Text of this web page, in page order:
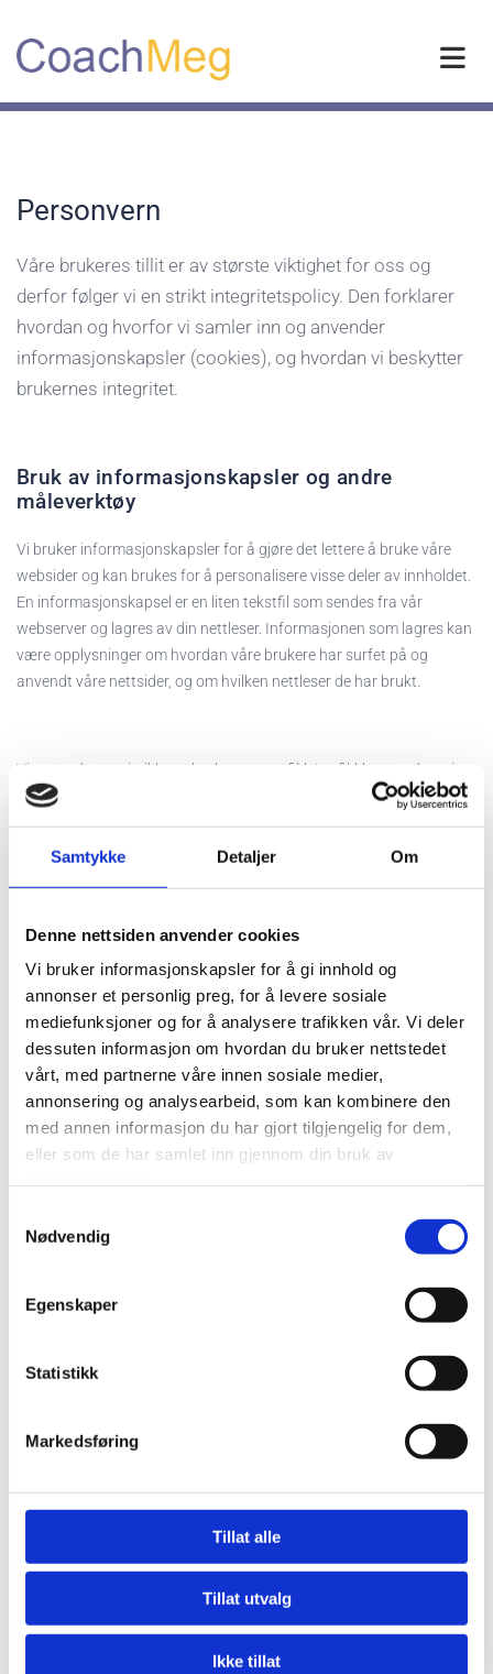
Samtykke Detaljer Om
Denne nettsiden anvender cookies
Vi bruker informasjonskapsler for å gi innhold og
annonser et personlig preg, for å levere sosiale
mediefunksjoner og for å analysere trafikken vår. Vi deler
dessuten informasjon om hvordan du bruker nettstedet
vårt, med partnerne våre innen sosiale medier,
annonsering og analysearbeid, som kan kombinere den
med annen informasjon du har gjort tilgjengelig for dem,
eller som de har samlet inn gjennom din bruk av
Nødvendig
Egenskaper
Statistikk
Markedsføring
Tillat alle
Tillat utvalg
Ikke tillat
Personvern
Våre brukeres tillit er av største viktighet for oss og
derfor følger vi en strikt integritetspolicy. Den forklarer
hvordan og hvorfor vi samler inn og anvender
informasjonskapsler (cookies), og hvordan vi beskytter
brukernes integritet.
Bruk av informasjonskapsler og andre
måleverktøy
Vi bruker informasjonskapsler for å gjøre det lettere å bruke våre
websider og kan brukes for å personalisere visse deler av innholdet.
En informasjonskapsel er en liten tekstfil som sendes fra vår
webserver og lagres av din nettleser. Informasjonen som lagres kan
være opplysninger om hvordan våre brukere har surfet på og
anvendt våre nettsider, og om hvilken nettleser de har brukt.
Vi anvender statistikk om brukere og trafikk/trafikkleverandører i
aggregert form. Statistikken inneholder aldri noen form for
personlig informasjon, alt er anonymt. IP-adresser lagres ikke i vår
database der vi lagrer atferd på nettstedet, derfor kan informasjon
selv aktivt registrerer deg på nettstedet.
Formål:
Utvikle og forbedre nettstedet gjennom å forstå hvordan det
anvendes.
Beregne og rapportere brukerantall og trafikk.
Gjøre det mulig for systemet å kjenne igjen faste brukere for å
kunne tilpasse tjenestene.
Iblant anvender vi tredjepartsinformasjonskapsler fra andre
firma for å gjøre markedsundersøkelser og trafikkmålinger,
Slik forhindrer du at informasjonskapsler
lagres
men dette gjør at dine personlige innstillinger forsvinner. Du kan
dårligere funksjonalitet på visse websider, kan forhindre tilgang til
medlemssider og gjøre at deler av innhold og enkelte funksjoner ikke